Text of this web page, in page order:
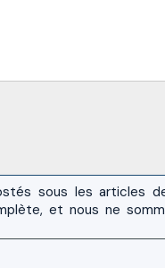
sous les articles
et nous ne